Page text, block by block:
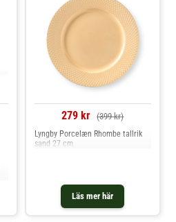
279 kr (399 kr)
Läs mer här
Lyngby Porcelæn Rhombe tallrik
sand 27 cm